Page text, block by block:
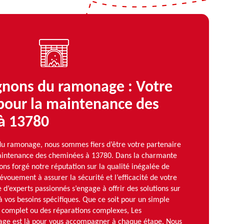
du ramonage : Votre
la maintenance des
13780
ramonage, nous sommes fiers d’être votre partenaire
des cheminées à 13780. Dans la charmante
forgé notre réputation sur la qualité inégalée de
à assurer la sécurité et l’efficacité de votre
passionnés s’engage à offrir des solutions sur
besoins spécifiques. Que ce soit pour un simple
ou des réparations complexes, Les
est là pour vous accompagner à chaque étape. Nous